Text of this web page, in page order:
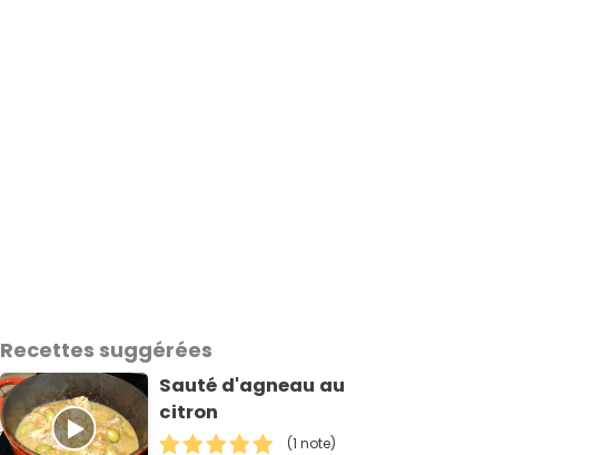
Recettes suggérées
Sauté d'agneau au
citron
(1 note)